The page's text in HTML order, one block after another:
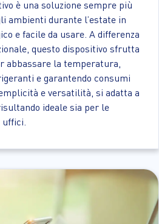
è una soluzione sempre più
ambienti durante l’estate in
e facile da usare. A differenza
questo dispositivo sfrutta
abbassare la temperatura,
e garantendo consumi
e versatilità, si adatta a
ideale sia per le
uffici.